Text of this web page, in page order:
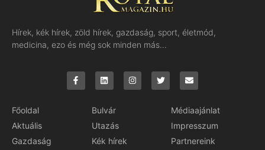
Hírek, kék hírek, zöld hírek, gazdaság, sport, életmód,
medicina, ezo és még sok minden más…
Főoldal
Aktuális
Gazdaság
Bulvár
Utazás
Kék hírek
Médiaajánlat
Impresszum
Partnereink